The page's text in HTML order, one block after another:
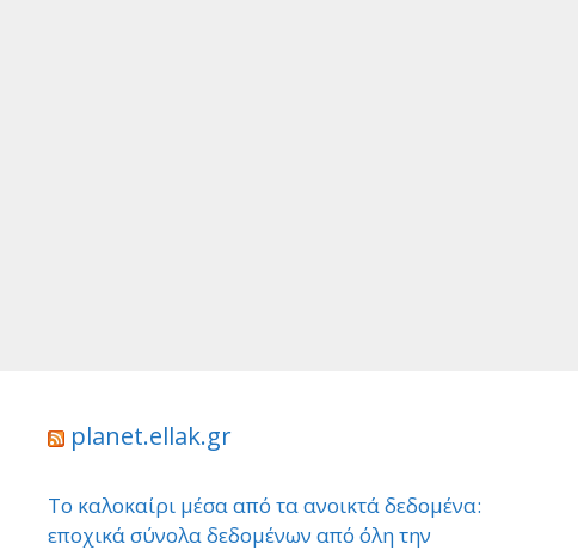
planet.ellak.gr
Το καλοκαίρι μέσα από τα ανοικτά δεδομένα:
εποχικά σύνολα δεδομένων από όλη την